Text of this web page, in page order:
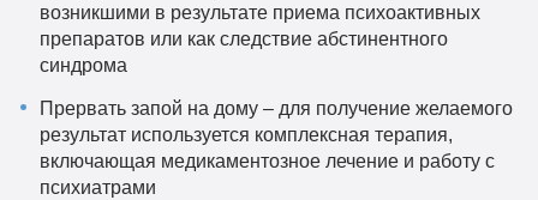
возникшими в результате приема психоактивных
препаратов или как следствие абстинентного
синдрома
Прервать запой на дому – для получение желаемого
результат используется комплексная терапия,
включающая медикаментозное лечение и работу с
психиатрами